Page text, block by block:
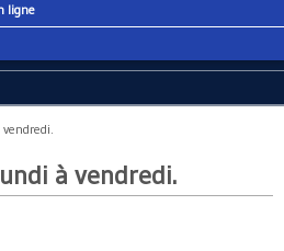
ligne
à vendredi.